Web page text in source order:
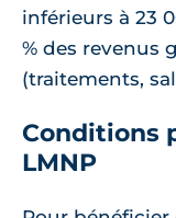
inférieurs à 23
% des revenus
(traitements,
Conditions
LMNP